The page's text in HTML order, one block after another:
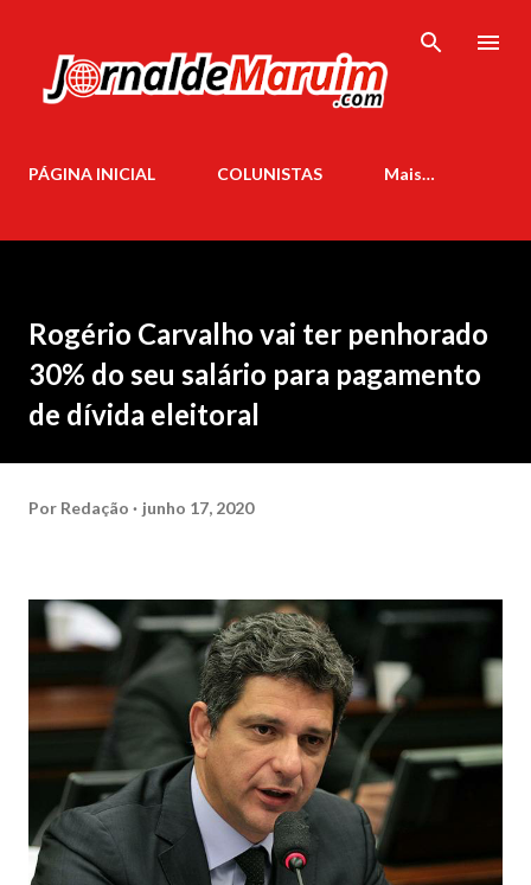
PÁGINA INICIAL COLUNISTAS Mais…
Rogério Carvalho vai ter penhorado
30% do seu salário para pagamento
de dívida eleitoral
Por Redação junho 17, 2020